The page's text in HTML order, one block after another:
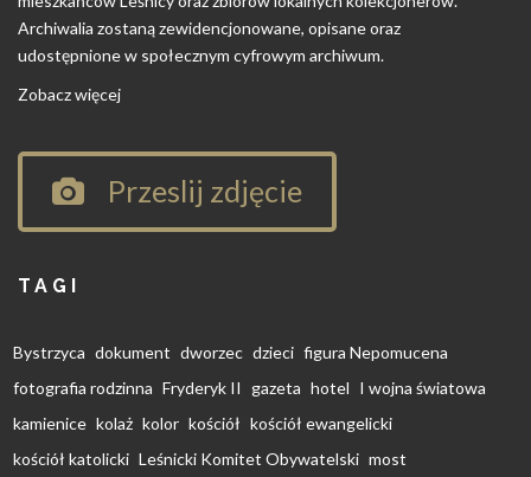
Archiwalia zostaną zewidencjonowane, opisane oraz
udostępnione w społecznym cyfrowym archiwum.
Zobacz więcej
Przeslij zdjęcie
TAGI
Bystrzyca dokument dworzec dzieci figura Nepomucena
fotografia rodzinna Fryderyk II gazeta hotel I wojna światowa
kamienice kolaż kolor kościół kościół ewangelicki
kościół katolicki Leśnicki Komitet Obywatelski most